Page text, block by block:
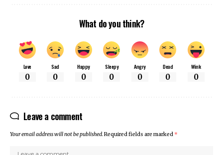
What do you think?
Love
0
Sad
0
Happy
0
Sleepy
0
Angry
0
Dead
0
Wink
0
Leave a comment
Your email address will not be published.Required fields are marked *